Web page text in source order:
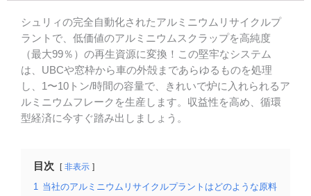
シュリィの完全自動化されたアルミニウムリサイクルプ
ラントで、低価値のアルミニウムスクラップを高純度
（最大99％）の再生資源に変換！この堅牢なシステム
は、UBCや窓枠から車の外殻まであらゆるものを処理
し、1〜10トン/時間の容量で、きれいで炉に入れられるア
ルミニウムフレークを生産します。収益性を高め、循環
型経済に今すぐ踏み出しましょう。
目次 非表示
1
当社のアルミニウムリサイクルプラントはどのような原料